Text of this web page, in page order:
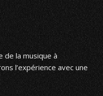
de la musique à
l’expérience avec une